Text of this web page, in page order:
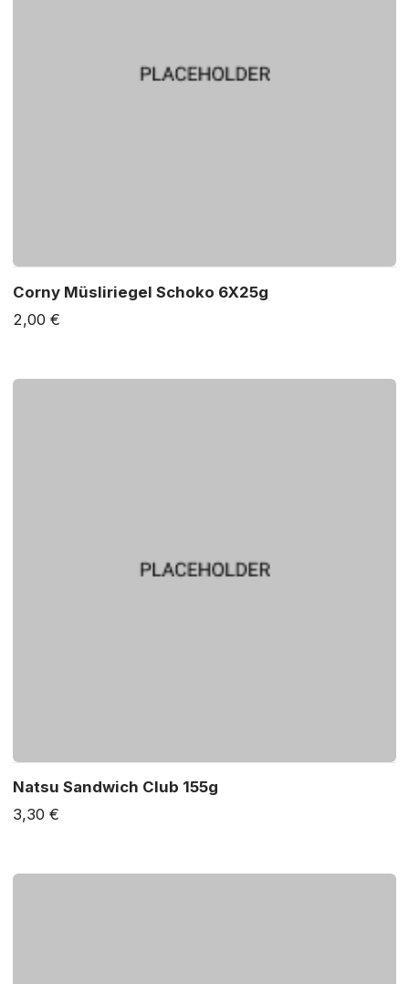
Corny Müsliriegel Schoko 6X25g
2,00 €
Natsu Sandwich Club 155g
3,30 €